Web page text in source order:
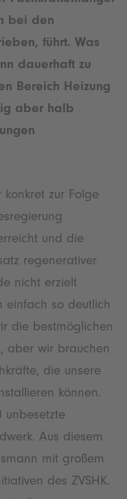
bei den
führt. Was
dauerhaft zu
Bereich Heizung
aber halb
konkret zur Folge
und die
regenerativer
nicht erzielt
einfach so deutlich
die bestmöglichen
aber wir brauchen
die unsere
können.
unbesetzte
Aus diesem
mit großem
des ZVSHK.